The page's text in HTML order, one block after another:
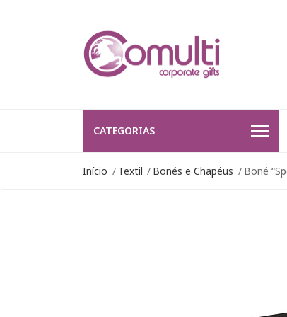
CATEGORIAS
Início Textil Bonés e Chapéus Boné